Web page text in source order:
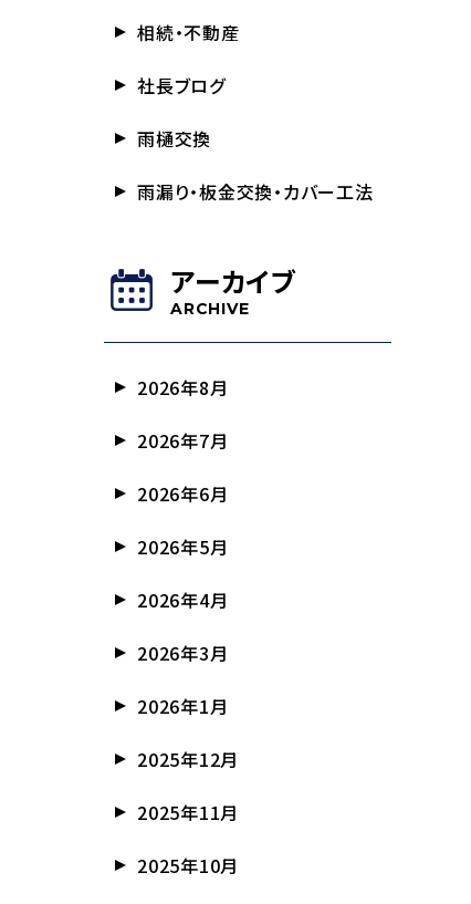
相続・不動産
社長ブログ
雨樋交換
雨漏り・板金交換・カバー工法
アーカイブ
ARCHIVE
2026年8月
2026年7月
2026年6月
2026年5月
2026年4月
2026年3月
2026年1月
2025年12月
2025年11月
2025年10月